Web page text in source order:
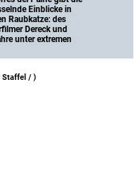
Einblicke in
Raubkatze: des
Dereck und
unter extremen
Staffel / )